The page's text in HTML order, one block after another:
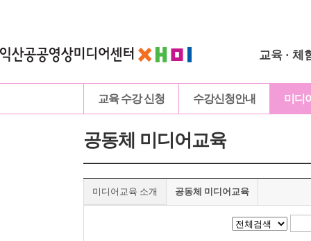
교육 · 체
교육 수강 신청 수강신청안내 미디
공동체 미디어교육
미디어교육 소개 공동체 미디어교육